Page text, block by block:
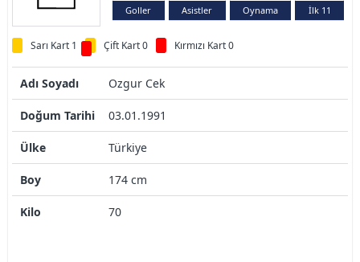
Goller Asistler Oynama İlk 11
Sarı Kart 1 Çift Kart 0 Kırmızı Kart 0
Adı Soyadı Ozgur Cek
Doğum Tarihi 03.01.1991
Ülke Türkiye
Boy 174 cm
Kilo 70